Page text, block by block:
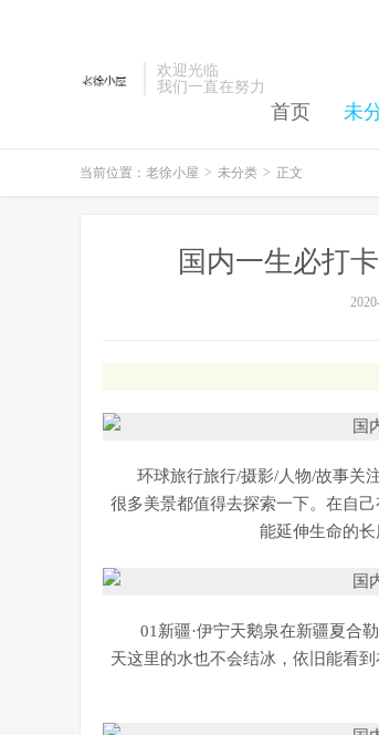
欢迎光临
我们一直在努力
首页 未
当前位置： 老徐小屋 > 未分类 > 正文
国内一生必打
环球旅行旅行/摄影/人物/故事关
很多美景都值得去探索一下。在自
能延伸生命的
01新疆·伊宁天鹅泉在新疆夏合
天这里的水也不会结冰，依旧能看